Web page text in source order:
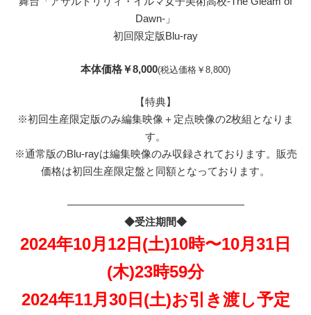
Dawn-」
初回限定版Blu-ray
本体価格￥8,000(税込価格￥8,800)
【特典】
※初回生産限定版のみ編集映像＋定点映像の2枚組となりま
す。
※通常版のBlu-rayは編集映像のみ収録されております。販売
価格は初回生産限定盤と同額となっております。
—————————————————
◆受注期間◆
2024年10月12日(土)10時〜10月31日
(木)23時59分
2024年11月30日(土)お引き渡し予定